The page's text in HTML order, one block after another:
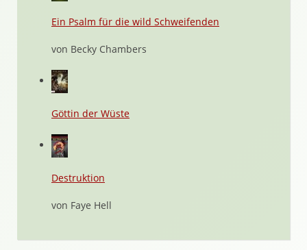
Ein Psalm für die wild Schweifenden
von Becky Chambers
Göttin der Wüste
Destruktion
von Faye Hell